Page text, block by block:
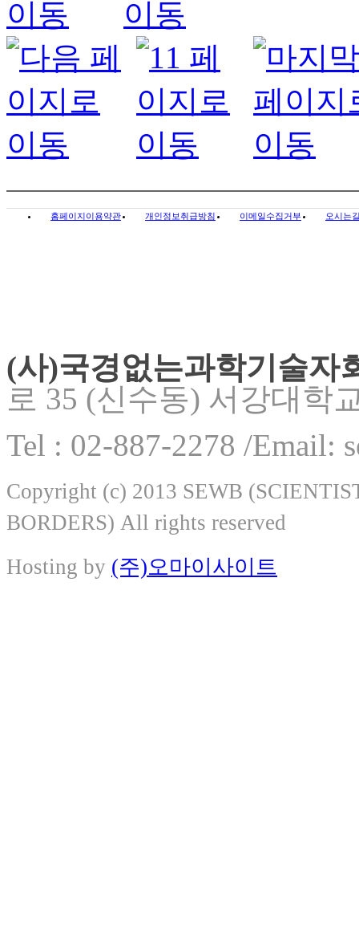
홈페이지이용약관 개인정보취급방침 이메일수집거부 오시는
(사)국경없는과학기술자
로 35 (신수동) 서강대학
Tel : 02-887-2278 /Email:
Copyright (c) 2013 SEWB
BORDERS) All rights reserved
Hosting by (주)오마이사이트